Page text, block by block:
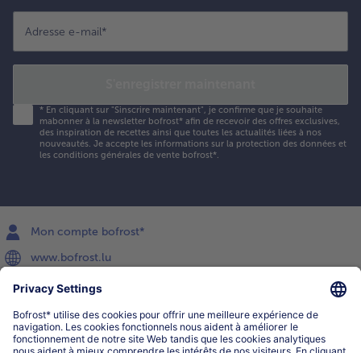
Adresse e-mail*
* En cliquant sur "Sinscrire maintenant", je confirme que je souhaite
mabonner à la newsletter bofrost* afin de recevoir des offres exclusives,
des inspiration de recettes ainsi que toutes les actualités liées à nos
nouveautés. Je accepte les informations sur la protection des données et
les conditions générales de vente bofrost*.
Mon compte bofrost*
www.bofrost.lu
service@bofrost.lu
027863232
Lu-ve : 8h-20h Sa : 10h-16h